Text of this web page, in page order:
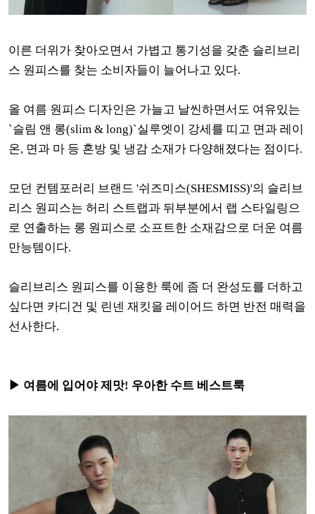
이른 더위가 찾아오면서 가볍고 통기성을 갖춘 슬리브리
스 원피스를 찾는 소비자들이 늘어나고 있다.
올 여름 원피스 디자인은 가늘고 날씬하면서도 여유있는
`슬림 앤 롱(slim & long)`실루엣이 강세를 띠고 면과 레이
온, 면과 마 등 혼방 및 냉감 소재가 다양해졌다는 점이다.
모던 컨템포러리 브랜드 '쉬즈미스(SHESMISS)'의 슬리브
리스 원피스는 허리 스트랩과 뒤부분에서 랩 스타일링으
로 연출하는 롱 원피스로 소프트한 소재감으로 더운 여름
만능템이다.
슬리브리스 원피스를 이용한 룩에 좀 더 완성도를 더하고
싶다면 카디건 및 린넨 재킷을 레이어드 하면 반전 매력을
선사한다.
▶ 여름에 입어야 제맛! 우아한 수트 베스트룩